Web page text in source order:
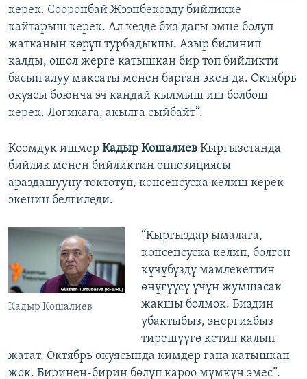
керек. Сооронбай Жээнбековду бийликке
кайтарыш керек. Ал кезде биз дагы эмне болуп
жатканын көрүп турбадыкпы. Азыр билинип
калды, ошол жерге катышкан бир топ бийликти
басып алуу максаты менен барган экен да. Октябрь
окуясы боюнча эч кандай кылмыш иш болбош
керек. Логикага, акылга сыйбайт”.
Коомдук ишмер Кадыр Кошалиев Кыргызстанда
бийлик менен бийликтин оппозициясы
араздашууну токтотуп, консенсуска келиш керек
экенин белгиледи.
Кадыр Кошалиев
“Кыргыздар ымалага,
консенсуска келип, болгон
күчүбүздү мамлекеттин
өнүгүүсү үчүн жумшасак
жакшы болмок. Биздин
убактыбыз, энергиябыз
тирешүүгө кетип калып
жатат. Октябрь окуясында кимдер гана катышкан
жок. Биринен-бирин бөлүп кароо мүмкүн эмес”.